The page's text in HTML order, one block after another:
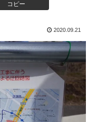
コピー
2020.09.21